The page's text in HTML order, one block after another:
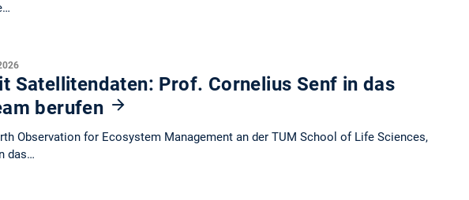
Satellitendaten: Prof. Cornelius Senf in das
berufen
Observation for Ecosystem Management an der TUM School of Life Sciences,
das…